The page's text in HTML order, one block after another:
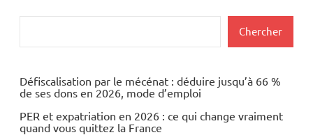
Chercher
Défiscalisation par le mécénat : déduire jusqu’à 66 %
de ses dons en 2026, mode d’emploi
PER et expatriation en 2026 : ce qui change vraiment
quand vous quittez la France